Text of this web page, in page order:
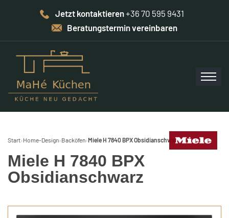
Jetzt kontaktieren+36 70 595 9431
Beratungstermin vereinbaren
Start› Home-Design› Backöfen›Miele H 7840 BPX Obsidianschwarz
Miele H 7840 BPX
Obsidianschwarz